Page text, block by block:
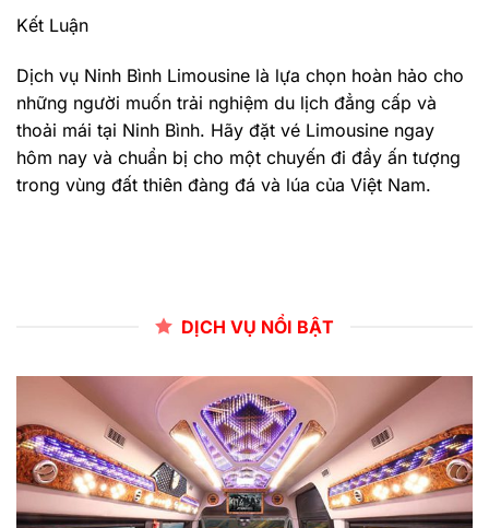
Kết Luận
Dịch vụ Ninh Bình Limousine là lựa chọn hoàn hảo cho
những người muốn trải nghiệm du lịch đẳng cấp và
thoải mái tại Ninh Bình. Hãy đặt vé Limousine ngay
hôm nay và chuẩn bị cho một chuyến đi đầy ấn tượng
trong vùng đất thiên đàng đá và lúa của Việt Nam.
DỊCH VỤ NỔI BẬT